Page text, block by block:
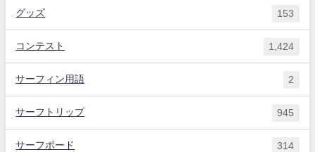
グッズ 153
コンテスト 1,424
サーフィン用語 2
サーフトリップ 945
サーフボード 314